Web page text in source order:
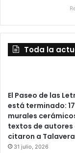
Toda la
El Paseo de las
está terminado: 17
murales
textos de autores
citaron a Talavera
31 julio, 2026